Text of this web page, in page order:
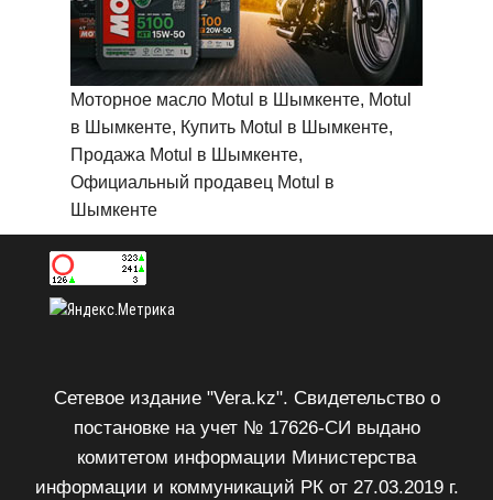
Моторное масло Motul в Шымкенте, Motul
в Шымкенте, Купить Motul в Шымкенте,
Продажа Motul в Шымкенте,
Официальный продавец Motul в
Шымкенте
Сетевое издание "Vera.kz". Свидетельство о
постановке на учет № 17626-СИ выдано
комитетом информации Министерства
информации и коммуникаций РК от 27.03.2019 г.